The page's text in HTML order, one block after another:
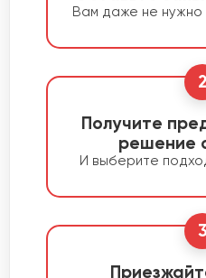
Вам даже не нужно
2
Получите
решение
И выберите
3